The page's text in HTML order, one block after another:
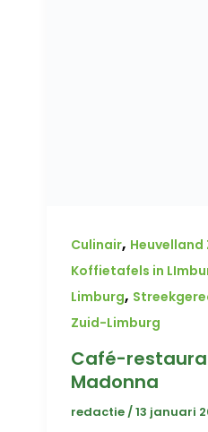
Culinair,
Koffietafels in
Limburg,
Zuid-Limburg
Café-
Madonna
redactie/13 januari